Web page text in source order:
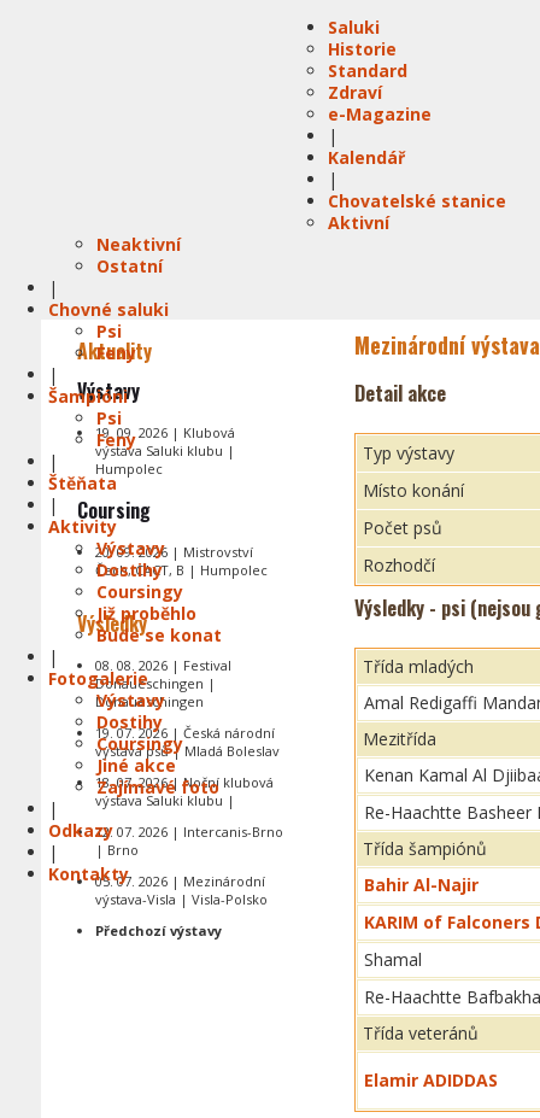
Saluki
Historie
Standard
Zdraví
e-Magazine
|
Kalendář
|
Chovatelské stanice
Aktivní
Neaktivní
Ostatní
|
Chovné saluki
Psi
Feny
|
Šampióni
Psi
Feny
|
Štěňata
|
Aktivity
Výstavy
Dostihy
Coursingy
Již proběhlo
Bude se konat
|
Fotogalerie
Výstavy
Dostihy
Coursingy
Jiné akce
Zajímavé foto
|
Odkazy
|
Kontakty
Mezinárodní
Detail akce
Typ výstavy
Místo konání
Počet psů
Rozhodčí
Výsledky - psi
Třída mladých
Amal Redigaffi
Mezitřída
Kenan Kamal Al
Re-Haachtte Basheer
Třída šampiónů
Bahir Al-Najir
KARIM of Falconers
Shamal
Re-Haachtte
Třída veteránů
Elamir ADIDDAS
Aktuality
Výstavy
19. 09. 2026 | Klubová
výstava Saluki klubu |
Humpolec
Coursing
20. 09. 2026 | Mistrovství
Čech, CACT, B | Humpolec
Výsledky
08. 08. 2026 | Festival
Donaueschingen |
Donaueschingen
19. 07. 2026 | Česká národní
výstava psů | Mladá Boleslav
18. 07. 2026 | Noční klubová
výstava Saluki klubu |
12. 07. 2026 | Intercanis-Brno
| Brno
05. 07. 2026 | Mezinárodní
výstava-Visla | Visla-Polsko
Předchozí výstavy